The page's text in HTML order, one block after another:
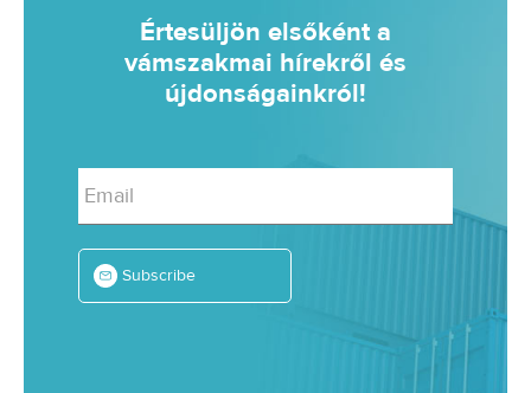
Értesüljön elsőként a
vámszakmai hírekről és
újdonságainkról!
Email
Subscribe